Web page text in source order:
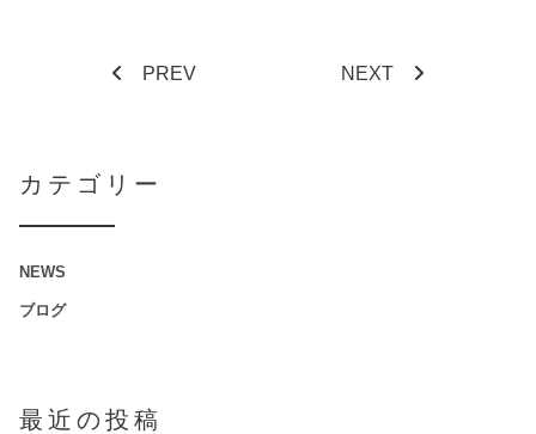
PREV NEXT
カテゴリー
NEWS
ブログ
最近の投稿